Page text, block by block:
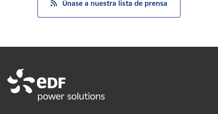
Únase a nuestra lista de prensa